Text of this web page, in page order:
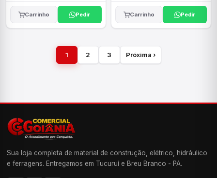
Carrinho Pedir Carrinho Pedir
1 2 3 Próxima ›
Sua loja completa de material de construção, elétrico, hidráulico
e ferragens. Entregamos em Tucuruí e Breu Branco - PA.